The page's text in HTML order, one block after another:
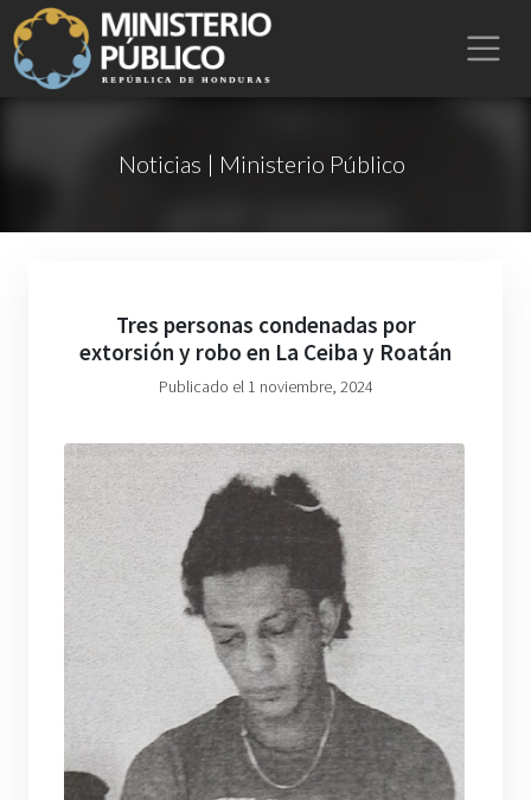
Noticias | Ministerio Público
Tres personas condenadas por
extorsión y robo en La Ceiba y Roatán
Publicado el 1 noviembre, 2024